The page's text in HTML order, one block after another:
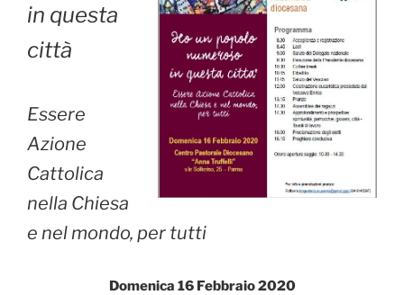
in questa
città
Essere
Azione
Cattolica
nella Chiesa
e nel mondo, per tutti
Domenica 16 Febbraio 2020